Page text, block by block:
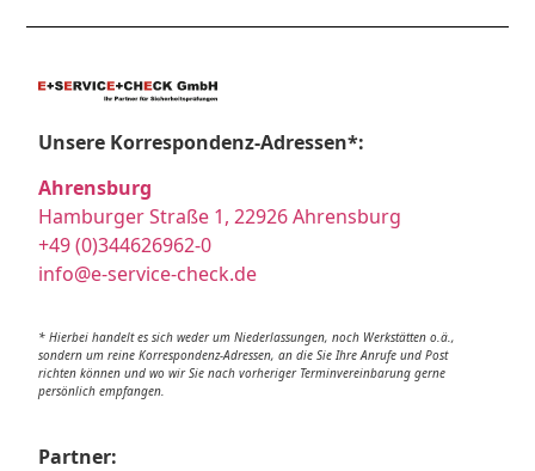
Unsere Korrespondenz-Adressen*:
Ahrensburg
Hamburger Straße 1, 22926 Ahrensburg
+49 (0)344626962-0
info@e-service-check.de
* Hierbei handelt es sich weder um Niederlassungen, noch Werkstätten o.ä.,
sondern um reine Korrespondenz-Adressen, an die Sie Ihre Anrufe und Post
richten können und wo wir Sie nach vorheriger Terminvereinbarung gerne
persönlich empfangen.
Partner: